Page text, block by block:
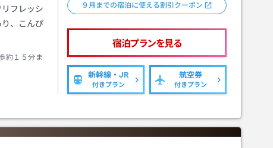
フレッシ
、こんぴ
約１５分ま
９月までの宿泊に使える割引クーポン
宿泊プランを見る
新幹線・JR
付きプラン
航空券
付きプラン